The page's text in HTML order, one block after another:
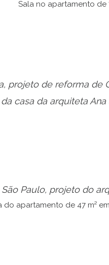
projeto de reforma de
Paulo, projeto do